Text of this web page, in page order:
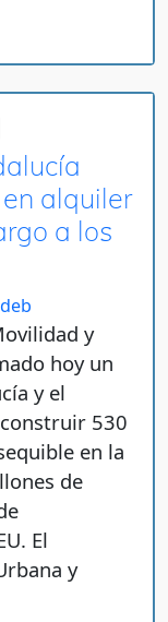
alquiler
a los
y
hoy un
y el
530
en la
de
El
y